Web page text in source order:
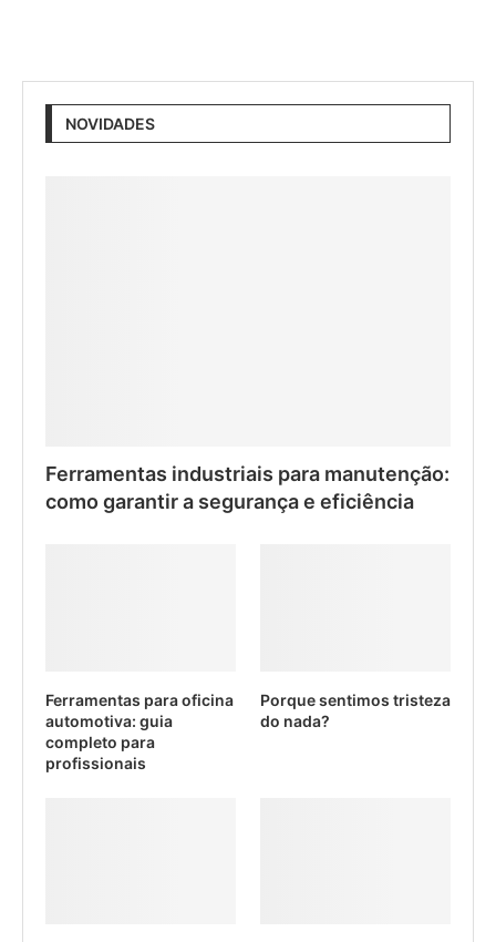
NOVIDADES
Ferramentas industriais para manutenção:
como garantir a segurança e eficiência
Ferramentas para oficina
automotiva: guia
completo para
profissionais
Porque sentimos tristeza
do nada?